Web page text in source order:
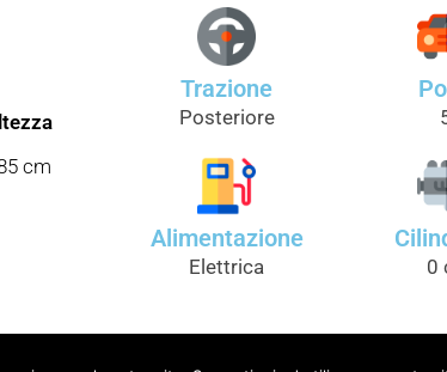
cm
Trazione
Posteriore
Alimentazione
Elettrica 0